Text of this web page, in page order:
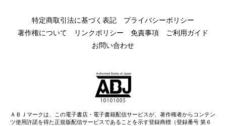
特定商取引法に基づく表記
プライバシーポリシー
著作権について
リンクポリシー 免責事項
ご利用ガイド
お問い合わせ
ＡＢＪマークは、この電子書店・電子書籍配信サービスが、著作権者からコンテン
ツ使用許諾を得た正規版配信サービスであることを示す登録商標（登録番号 第６